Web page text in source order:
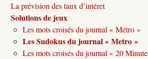
La prévision des taux d’intéret
Solutions de jeux
Les mots croisés du journal « Métro »
Les Sudokus du journal « Metro »
Les mots croisés du journal « 20